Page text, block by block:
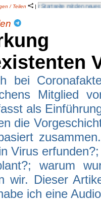
/ Teilen |
bei
Mitglied
als
die
Virus
warum
wir. Dieser
ich eine